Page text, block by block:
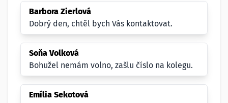
Barbora Zierlová
Dobrý den, chtěl bych Vás kontaktovat.
Soňa Volková
Bohužel nemám volno, zašlu číslo na kolegu.
Emília Sekotová